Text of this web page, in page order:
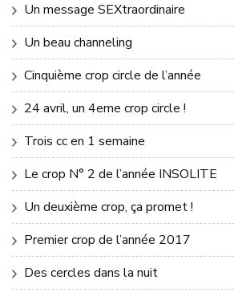
Un message SEXtraordinaire
Un beau channeling
Cinquième crop circle de l’année
24 avril, un 4eme crop circle !
Trois cc en 1 semaine
Le crop N° 2 de l’année INSOLITE
Un deuxième crop, ça promet !
Premier crop de l’année 2017
Des cercles dans la nuit